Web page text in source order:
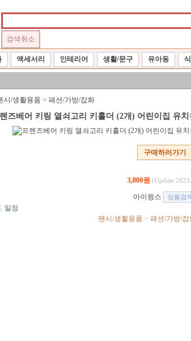
액세서리 인테리어 생활/문구 유아동
시/생활용품 > 패션/가방/잡화
즈베어 키링 열쇠고리 키홀더 (2개) 어린이집 유
구매하러가기
3,000원 (Update
아이윙스
일정
팬시/생활용품 > 패션/가방/잡